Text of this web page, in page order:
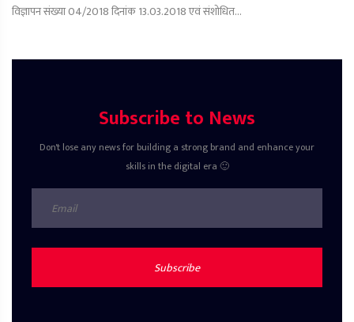
विज्ञापन संख्या 04/2018 दिनांक 13.03.2018 एवं संशोधित...
Subscribe to News
Don't lose any news for building a strong brand and enhance your
skills in the digital era 🙂
Subscribe